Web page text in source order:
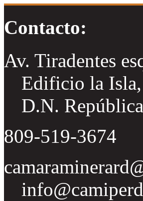
Contacto:
Av. Tiradentes
Edificio la
D.N.
809-519-3674